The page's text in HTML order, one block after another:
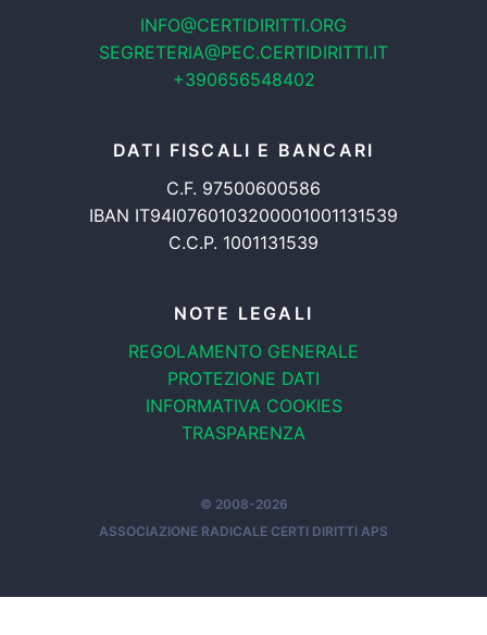
INFO@CERTIDIRITTI.ORG
SEGRETERIA@PEC.CERTIDIRITTI.IT
+390656548402
DATI FISCALI E BANCARI
C.F. 97500600586
IBAN IT94I0760103200001001131539
C.C.P. 1001131539
NOTE LEGALI
REGOLAMENTO GENERALE
PROTEZIONE DATI
INFORMATIVA COOKIES
TRASPARENZA
© 2008-2026
ASSOCIAZIONE RADICALE CERTI DIRITTI APS